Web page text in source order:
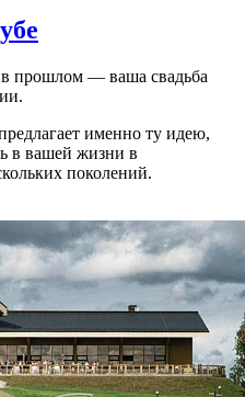
прошлом — ваша свадьба
именно ту идею,
в вашей жизни в
поколений.